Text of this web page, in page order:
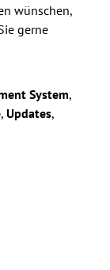
wünschen,
gerne
System,
,Updates,